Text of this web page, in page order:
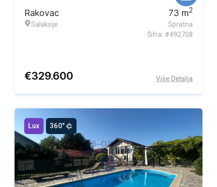
Rakovac
Salaksije
73 m2
Spratna
Šifra: #492708
€329.600 Više Detalja
Lux 360°